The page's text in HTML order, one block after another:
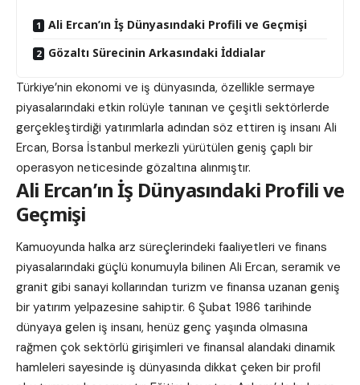
Ali Ercan’ın İş Dünyasındaki Profili ve Geçmişi
Gözaltı Sürecinin Arkasındaki İddialar
Türkiye’nin ekonomi ve iş dünyasında, özellikle sermaye
piyasalarındaki etkin rolüyle tanınan ve çeşitli sektörlerde
gerçekleştirdiği yatırımlarla adından söz ettiren iş insanı Ali
Ercan, Borsa İstanbul merkezli yürütülen geniş çaplı bir
operasyon neticesinde gözaltına alınmıştır.
Ali Ercan’ın İş Dünyasındaki Profili ve
Geçmişi
Kamuoyunda halka arz süreçlerindeki faaliyetleri ve finans
piyasalarındaki güçlü konumuyla bilinen Ali Ercan, seramik ve
granit gibi sanayi kollarından turizm ve finansa uzanan geniş
bir yatırım yelpazesine sahiptir. 6 Şubat 1986 tarihinde
dünyaya gelen iş insanı, henüz genç yaşında olmasına
rağmen çok sektörlü girişimleri ve finansal alandaki dinamik
hamleleri sayesinde iş dünyasında dikkat çeken bir profil